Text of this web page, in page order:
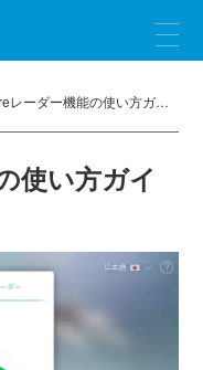
レーダー機能の使い方ガイド
使い方ガイ